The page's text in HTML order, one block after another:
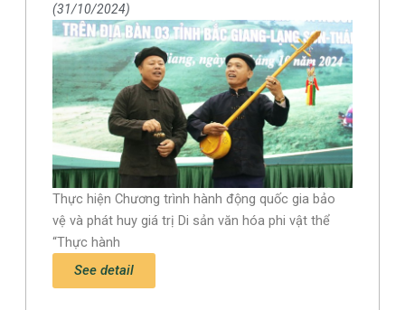
31/10/2024
Thực hiện Chương trình hành động quốc gia bảo
vệ và phát huy giá trị Di sản văn hóa phi vật thể
“Thực hành
See detail